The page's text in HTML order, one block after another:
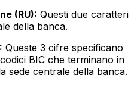
(RU): Questi due caratteri
della banca.
Queste 3 cifre specificano
BIC che terminano in
sede centrale della banca.